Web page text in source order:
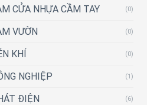
CỬA NHỰA CẦM TAY (0)
VƯỜN (0)
KHÍ (0)
NGHIỆP (1)
ĐIỆN (6)